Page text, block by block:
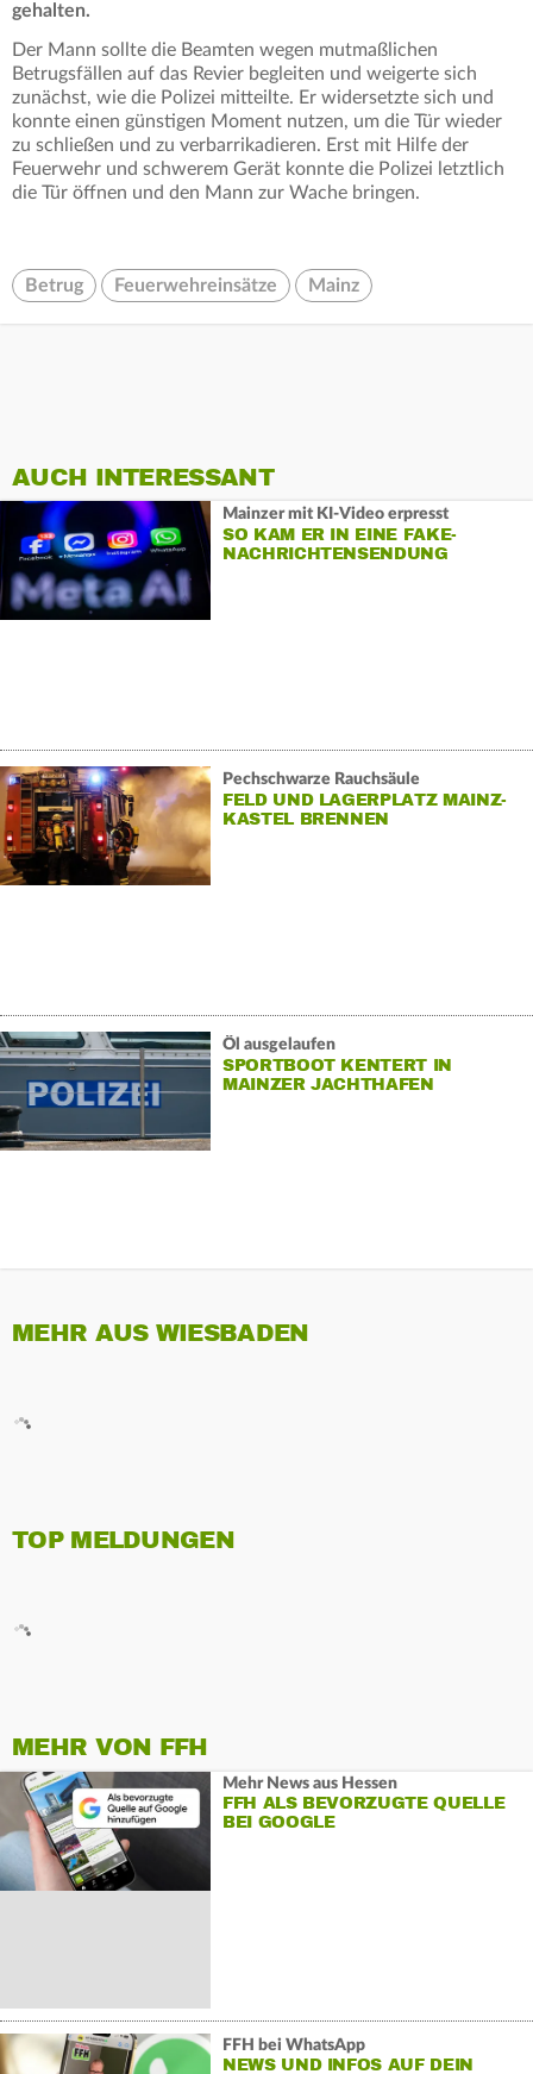
gehalten.
Der Mann sollte die Beamten wegen mutmaßlichen
Betrugsfällen auf das Revier begleiten und weigerte sich
zunächst, wie die Polizei mitteilte. Er widersetzte sich und
konnte einen günstigen Moment nutzen, um die Tür wieder
zu schließen und zu verbarrikadieren. Erst mit Hilfe der
Feuerwehr und schwerem Gerät konnte die Polizei letztlich
die Tür öffnen und den Mann zur Wache bringen.
Betrug Feuerwehreinsätze Mainz
AUCH INTERESSANT
Mainzer mit KI-Video erpresst
SO KAM ER IN EINE FAKE-
NACHRICHTENSENDUNG
Pechschwarze Rauchsäule
FELD UND LAGERPLATZ MAINZ-
KASTEL BRENNEN
Öl ausgelaufen
SPORTBOOT KENTERT IN
MAINZER JACHTHAFEN
MEHR AUS WIESBADEN
TOP MELDUNGEN
MEHR VON FFH
Mehr News aus Hessen
FFH ALS BEVORZUGTE QUELLE
BEI GOOGLE
FFH bei WhatsApp
NEWS UND INFOS AUF DEIN